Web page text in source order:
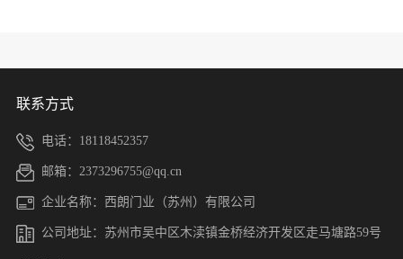
联系方式
电话：18118452357
邮箱：2373296755@qq.cn
企业名称：西朗门业（苏州）有限公司
公司地址：苏州市吴中区木渎镇金桥经济开发区走马塘路59号